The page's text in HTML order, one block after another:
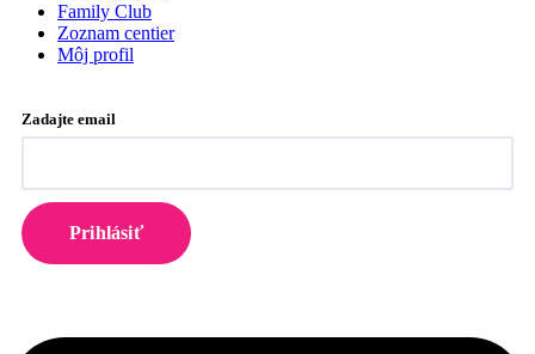
Family Club
Zoznam centier
Môj profil
Zadajte email